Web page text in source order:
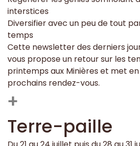
interstices
Diversifier avec un peu de tout
temps
Cette newsletter des derniers
vous propose un retour sur les
printemps aux Minières et met
prochains rendez-vous.
+
Terre-paille